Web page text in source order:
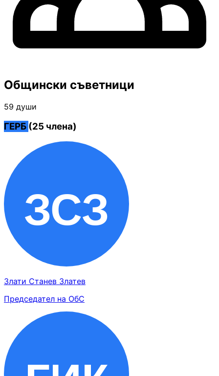
Общински съветници
59 души
ГЕРБ (25 члена)
Злати Станев Златев
Председател на ОбС